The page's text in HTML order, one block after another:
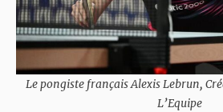
Le pongiste français Alexis Lebrun,
L’Equipe